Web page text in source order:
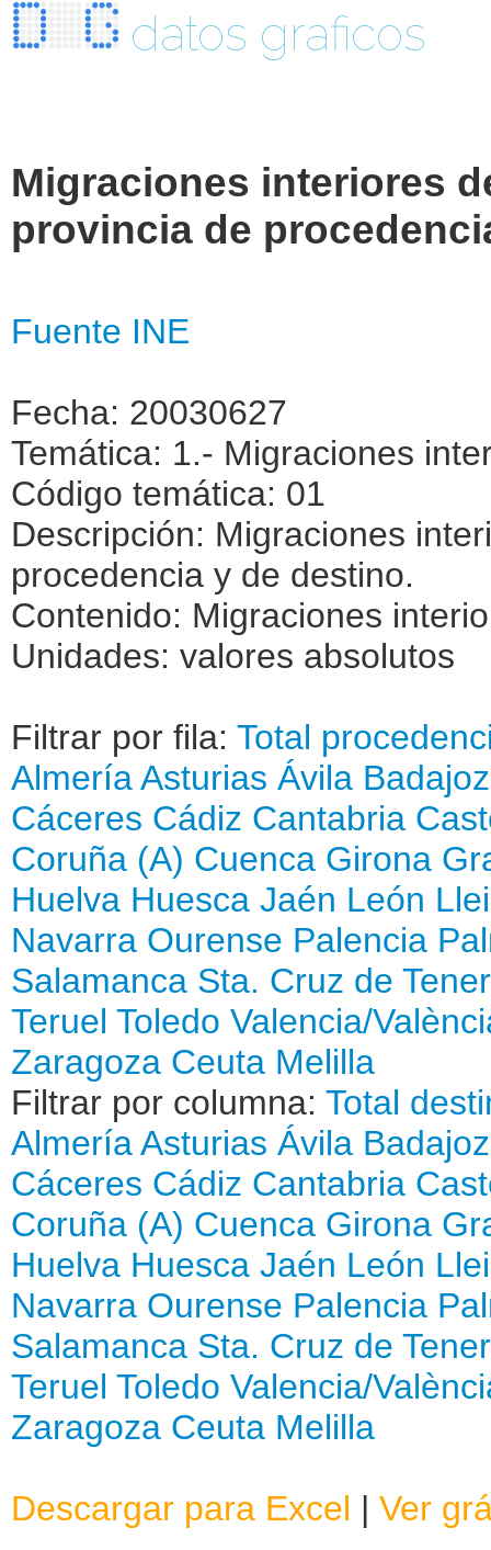
datos graficos
Migraciones interiores
provincia de
Fuente INE
Fecha: 20030627
Temática: 1.- Migraciones
Código temática: 01
Descripción: Migraciones
procedencia y de destino.
Contenido: Migraciones
Unidades: valores absolutos
Filtrar por fila: Total
AlmeríaAsturias Ávila Badajoz
Cáceres Cádiz Cantabria
Coruña (A) Cuenca Girona
Huelva Huesca Jaén León
Navarra Ourense Palencia
Salamanca Sta. Cruz de
Teruel Toledo Valencia/
Zaragoza Ceuta Melilla
Filtrar por columna: Total
AlmeríaAsturias Ávila Badajoz
Cáceres Cádiz Cantabria
Coruña (A) Cuenca Girona
Huelva Huesca Jaén León
Navarra Ourense Palencia
Salamanca Sta. Cruz de
Teruel Toledo Valencia/
Zaragoza Ceuta Melilla
Descargar para Excel | Ver